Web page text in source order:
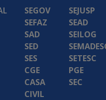
SEGOV
SEFAZ
SAD
SED
SES
CGE
CASA
CIVIL
SEJUSP
SEAD
SEILOG
SETESC
PGE
SEC